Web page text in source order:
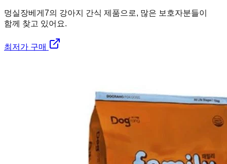
멍실장베게7의 강아지 간식 제품으로, 많은 보호자분들이
함께 찾고 있어요.
최저가 구매